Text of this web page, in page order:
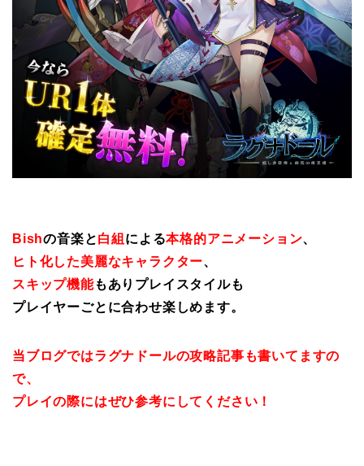
Bishの音楽と白組 による本格的アニメーション、
ヒト化した美麗なキャラクター、
スキップ機能もありプレイスタイルも
プレイヤーごとに合わせ楽しめます。
当ブログではラグナドールの攻略記事も書いてますの
で、
プレイの際にはぜひ参考にしてください！